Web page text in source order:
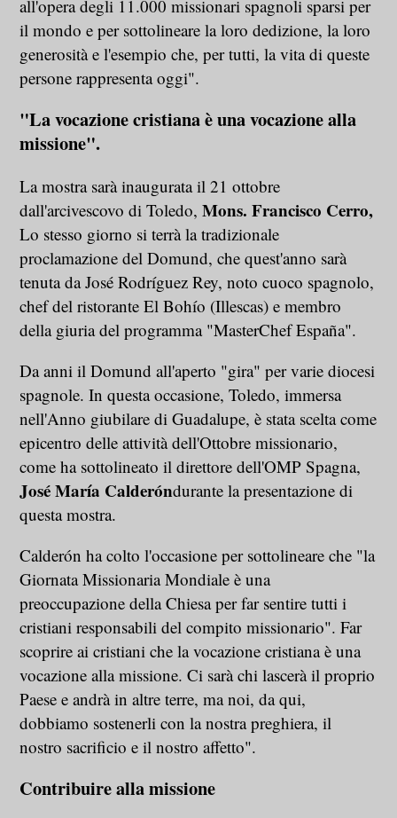
all'opera degli 11.000 missionari spagnoli sparsi per
il mondo e per sottolineare la loro dedizione, la loro
generosità e l'esempio che, per tutti, la vita di queste
persone rappresenta oggi".
"La vocazione cristiana è una vocazione alla
missione".
La mostra sarà inaugurata il 21 ottobre
dall'arcivescovo di Toledo,Mons. Francisco Cerro,
Lo stesso giorno si terrà la tradizionale
proclamazione del Domund, che quest'anno sarà
tenuta da José Rodríguez Rey, noto cuoco spagnolo,
chef del ristorante El Bohío (Illescas) e membro
della giuria del programma "MasterChef España".
Da anni il Domund all'aperto "gira" per varie diocesi
spagnole. In questa occasione, Toledo, immersa
nell'Anno giubilare di Guadalupe, è stata scelta come
epicentro delle attività dell'Ottobre missionario,
come ha sottolineato il direttore dell'OMP Spagna,
José María Calderóndurante la presentazione di
questa mostra.
Calderón ha colto l'occasione per sottolineare che "la
Giornata Missionaria Mondiale è una
preoccupazione della Chiesa per far sentire tutti i
cristiani responsabili del compito missionario". Far
scoprire ai cristiani che la vocazione cristiana è una
vocazione alla missione. Ci sarà chi lascerà il proprio
Paese e andrà in altre terre, ma noi, da qui,
dobbiamo sostenerli con la nostra preghiera, il
nostro sacrificio e il nostro affetto".
Contribuire alla missione